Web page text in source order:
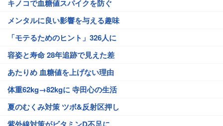
キノコで血糖値スパイクを防ぐ
メンタルに良い影響を与える趣味
「モテるためのヒント」326人に
容姿と寿命 28年追跡で見えた差
あたりめ 血糖値を上げない理由
体重62kg→82kgに 寺田心の生活
夏のむくみ対策 ツボ&反射区押し
紫外線対策がビタミンD不足に